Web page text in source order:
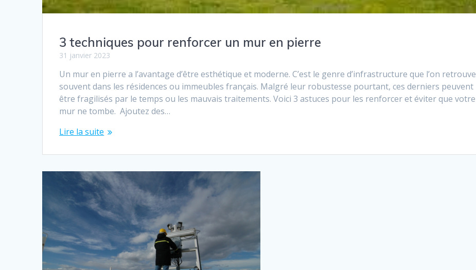
3 techniques pour renforcer un mur en pierre
31 janvier 2023
Un mur en pierre a l’avantage d’être esthétique et moderne. C’est le genre d’infrastructure que l’on retrouve
souvent dans les résidences ou immeubles français. Malgré leur robustesse pourtant, ces derniers peuvent
être fragilisés par le temps ou les mauvais traitements. Voici 3 astuces pour les renforcer et éviter que votre
mur ne tombe. Ajoutez des…
Lire la suite